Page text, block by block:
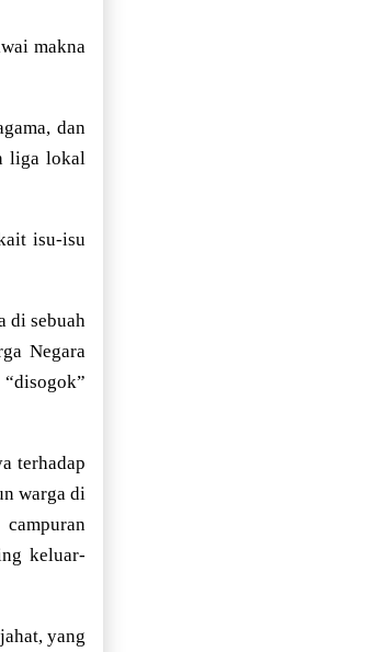
makna
dan
liga lokal
isu-isu
di sebuah
Negara
terhadap
warga di
keluar-
yang